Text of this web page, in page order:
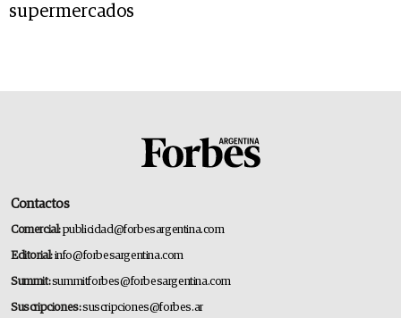
supermercados
Contactos
Comercial:publicidad@forbesargentina.com
Editorial:info@forbesargentina.com
Summit:summitforbes@forbesargentina.com
Suscripciones:suscripciones@forbes.ar